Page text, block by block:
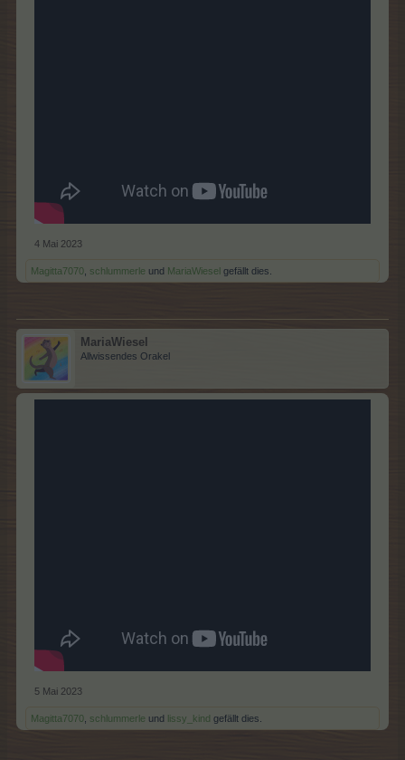
4 Mai 2023
Magitta7070 schlummerle und MariaWiesel gefällt dies.
MariaWiesel
Allwissendes Orakel
5 Mai 2023
Magitta7070 schlummerle und lissy_kind gefällt dies.